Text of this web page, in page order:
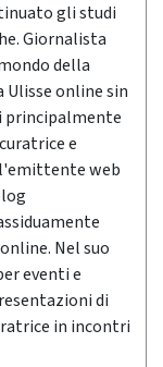
gli studi
Giornalista
della
online sin
principalmente
e
web
Nel suo
eventi e
di
in incontri